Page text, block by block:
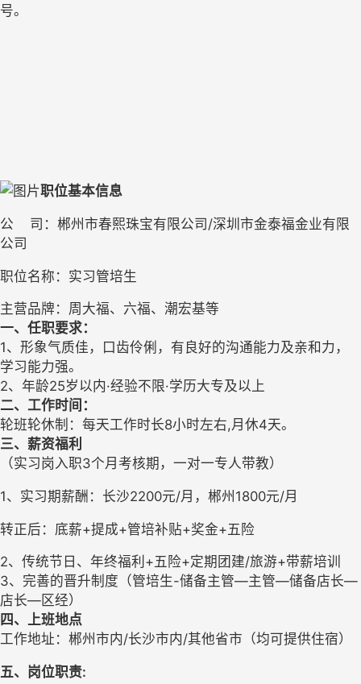
号。
职位基本信息
公 司：郴州市春熙珠宝有限公司/深圳市金泰福金业有限
公司
职位名称：实习管培生
主营品牌：周大福、六福、潮宏基等
一、任职要求：
1、形象气质佳，口齿伶俐，有良好的沟通能力及亲和力，
学习能力强。
2、年龄25岁以内·经验不限·学历大专及以上
二、工作时间：
轮班轮休制：每天工作时长8小时左右,月休4天。
三、薪资福利
（实习岗入职3个月考核期，一对一专人带教）
1、实习期薪酬：长沙2200元/月，郴州1800元/月
转正后：底薪+提成+管培补贴+奖金+五险
2、传统节日、年终福利+五险+定期团建/旅游+带薪培训
3、完善的晋升制度（管培生-储备主管—主管—储备店长—
店长—区经）
四、上班地点
工作地址：郴州市内/长沙市内/其他省市（均可提供住宿）
五、 岗位职责: